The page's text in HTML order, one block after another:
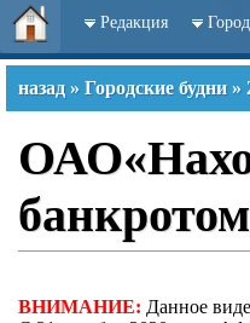
Редакция
назад » Городские будни »
банкротом
ВНИМАНИЕ: Данное